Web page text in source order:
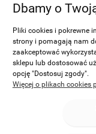
Dbamy o
Pliki cookies i pokrewne
strony i pomagają nam
zaakceptować
sklepu lub dostosować
opcję "Dostosuj zgody".
Więcej o plikach cookies